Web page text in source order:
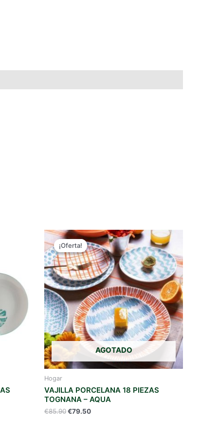
¡Oferta!
AGOTADO
¡Oferta!
Hogar
VAJILLA PORCELANA 18 PIEZAS
TOGNANA – AQUA
€85.90El
€79.50El